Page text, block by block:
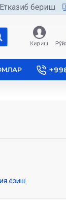
Етказиб бериш
Кириш
ёзиш